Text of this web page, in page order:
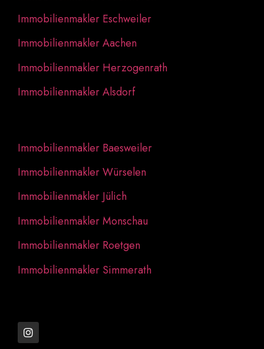
Immobilienmakler Eschweiler
Immobilienmakler Aachen
Immobilienmakler Herzogenrath
Immobilienmakler Alsdorf
Immobilienmakler Baesweiler
Immobilienmakler Würselen
Immobilienmakler Jülich
Immobilienmakler Monschau
Immobilienmakler Roetgen
Immobilienmakler Simmerath